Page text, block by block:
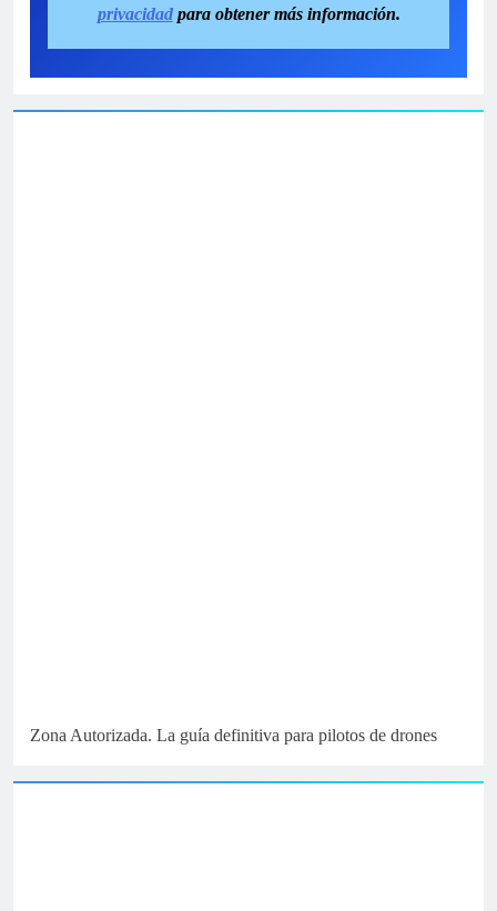
privacidadpara obtener más información.
Zona Autorizada. La guía definitiva para pilotos de drones